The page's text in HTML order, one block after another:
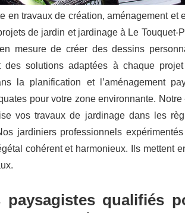
en travaux de création, aménagement et
de jardin et jardinage à Le Touquet-
mesure de créer des dessins
des solutions adaptées à chaque
la planification et l’aménagement
pour votre zone environnante.
vos travaux de jardinage dans les
jardiniers professionnels
cohérent et harmonieux. Ils mettent
paysagistes qualifiés